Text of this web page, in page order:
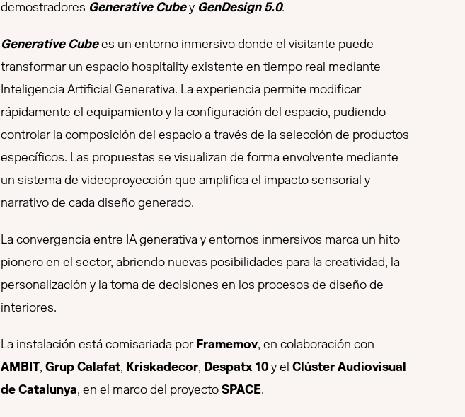
demostradores Generative Cubey GenDesign 5.0.
Generative Cubees un entorno inmersivo donde el visitante puede
transformar un espacio hospitality existente en tiempo real mediante
Inteligencia Artificial Generativa. La experiencia permite modificar
rápidamente el equipamiento y la configuración del espacio, pudiendo
controlar la composición del espacio a través de la selección de productos
específicos. Las propuestas se visualizan de forma envolvente mediante
un sistema de videoproyección que amplifica el impacto sensorial y
narrativo de cada diseño generado.
La convergencia entre IA generativa y entornos inmersivos marca un hito
pionero en el sector, abriendo nuevas posibilidades para la creatividad, la
personalización y la toma de decisiones en los procesos de diseño de
interiores.
La instalación está comisariada por Framemov, en colaboración con
AMBIT, Grup Calafat, Kriskadecor, Despatx 10 y el Clúster Audiovisual
de Catalunya, en el marco del proyecto SPACE.